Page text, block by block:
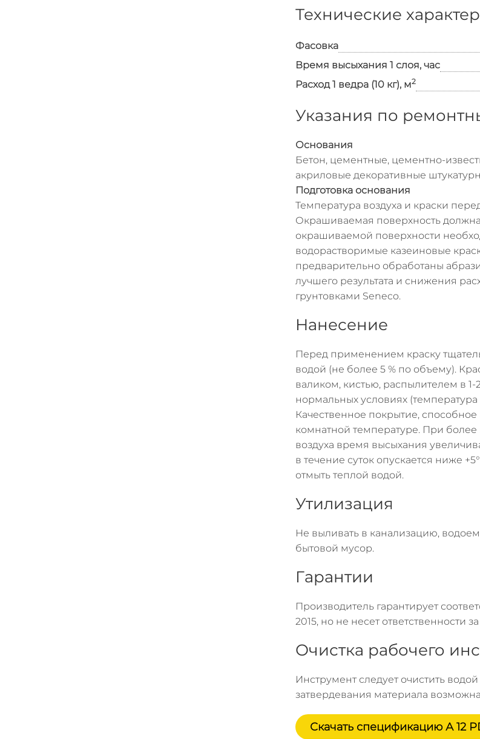
Технические
Фасовка
Время высыхания 1 слоя, час
Расход 1 ведра (10 кг), м2
Указания по
Основания
Бетон, цементные, цементно-
акриловые декоративные
Подготовка основания
Температура воздуха и краски
Окрашиваемая поверхность
окрашиваемой поверхности
водорастворимые казеиновые
предварительно обработаны
лучшего результата и снижения
грунтовками Seneco.
Нанесение
Перед применением краску
водой (не более 5 % по объему).
валиком, кистью, распылителем в
нормальных условиях (температура
Качественное покрытие, способное
комнатной температуре. При
воздуха время высыхания
в течение суток опускается ниже
отмыть теплой водой.
Утилизация
Не выливать в канализацию,
бытовой мусор.
Гарантии
Производитель гарантирует
2015, но не несет ответственности
Очистка рабочего
Инструмент следует очистить
затвердевания материала
Скачать спецификациюА 12